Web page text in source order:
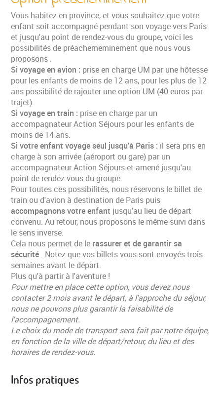
Vous habitez en province, et vous souhaitez que votre
enfant soit accompagné pendant son voyage vers Paris
et jusqu'au point de rendez-vous du groupe, voici les
possibilités de préachememinement que nous vous
proposons :
Si voyage en avion : prise en charge UM par une hôtesse
pour les enfants de moins de 12 ans, pour les plus de 12
ans possibilité de rajouter une option UM (40 euros par
trajet).
Si voyage en train : prise en charge par un
accompagnateur Action Séjours pour les enfants de
moins de 14 ans.
Si votre enfant voyage seul jusqu'à Paris : il sera pris en
charge à son arrivée (aéroport ou gare) par un
accompagnateur Action Séjours et amené jusqu'au
point de rendez-vous du groupe.
Pour toutes ces possibilités, nous réservons le billet de
train ou d'avion à destination de Paris puis
accompagnons votre enfant jusqu'au lieu de départ
convenu. Au retour, nous proposons le même suivi dans
le sens inverse.
Cela nous permet de le rassurer et de garantir sa
sécurité . Notez que vos billets vous sont envoyés trois
semaines avant le départ.
Plus qu'à partir à l'aventure !
Pour mettre en place cette option, vous devez nous
contacter 2 mois avant le départ, à l'approche du séjour,
nous ne pouvons plus garantir la faisabilité de
l'accompagnement.
Le choix du mode de transport sera fait par notre équipe,
en fonction de la ville de départ/retour, du lieu et des
horaires de rendez-vous.
Infos pratiques